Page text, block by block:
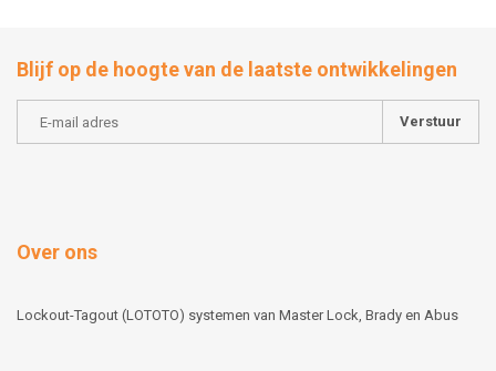
Blijf op de hoogte van de laatste ontwikkelingen
Verstuur
Over ons
Lockout-Tagout (LOTOTO) systemen van Master Lock, Brady en Abus